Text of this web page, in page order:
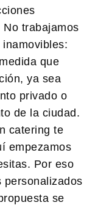
trabajamos
que
ya sea
privado o
de la ciudad.
catering te
empezamos
Por eso
personalizados
se